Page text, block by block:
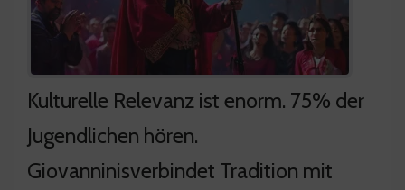
Kulturelle Relevanz ist enorm. 75% der
Jugendlichen hören.
Giovanninisverbindet Tradition mit